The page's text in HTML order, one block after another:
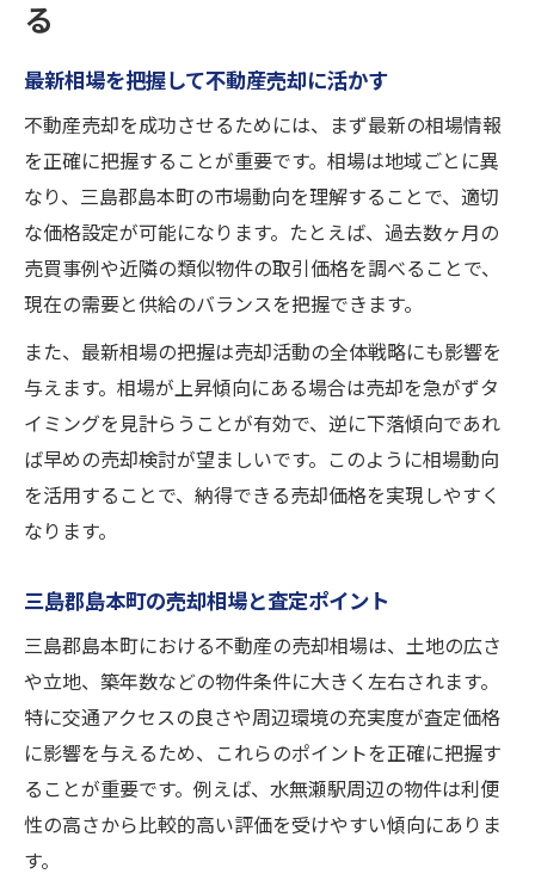
る
最新相場を把握して不動産売却に活かす
不動産売却を成功させるためには、まず最新の相場情報
を正確に把握することが重要です。相場は地域ごとに異
なり、三島郡島本町の市場動向を理解することで、適切
な価格設定が可能になります。たとえば、過去数ヶ月の
売買事例や近隣の類似物件の取引価格を調べることで、
現在の需要と供給のバランスを把握できます。
また、最新相場の把握は売却活動の全体戦略にも影響を
与えます。相場が上昇傾向にある場合は売却を急がずタ
イミングを見計らうことが有効で、逆に下落傾向であれ
ば早めの売却検討が望ましいです。このように相場動向
を活用することで、納得できる売却価格を実現しやすく
なります。
三島郡島本町の売却相場と査定ポイント
三島郡島本町における不動産の売却相場は、土地の広さ
や立地、築年数などの物件条件に大きく左右されます。
特に交通アクセスの良さや周辺環境の充実度が査定価格
に影響を与えるため、これらのポイントを正確に把握す
ることが重要です。例えば、水無瀬駅周辺の物件は利便
性の高さから比較的高い評価を受けやすい傾向にありま
す。